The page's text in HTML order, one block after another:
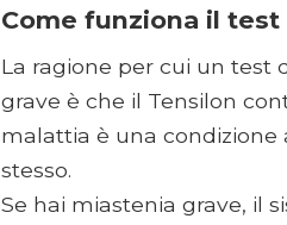
Come funziona il test
La ragione per cui un test
grave è che il Tensilon
malattia è una condizione
stesso.
Se hai miastenia grave, il